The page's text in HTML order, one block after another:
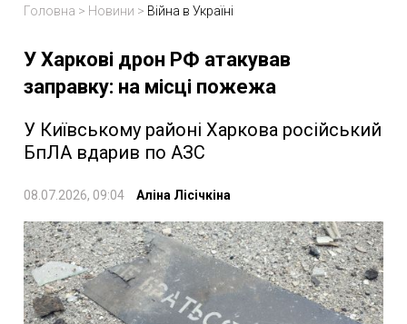
Головна > Новини > Війна в Україні
У Харкові дрон РФ атакував
заправку: на місці пожежа
У Київському районі Харкова російський
БпЛА вдарив по АЗС
08.07.2026, 09:04 Аліна Лісічкіна